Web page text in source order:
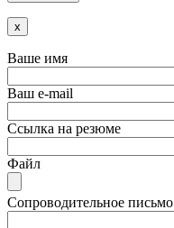
x
Ваше имя
Ваш e-mail
Ссылка на резюме
Файл
Сопроводительное письмо